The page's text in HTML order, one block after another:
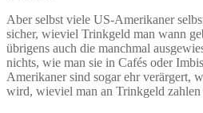
Aber selbst viele US-Amerikaner
sicher, wieviel Trinkgeld man wann
übrigens auch die manchmal
nichts, wie man sie in Cafés oder
Amerikaner sind sogar ehr verärgert,
wird, wieviel man an Trinkgeld zahlen